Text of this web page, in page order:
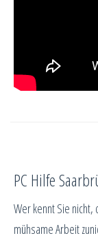
PC Hilfe
Wer kennt Sie
mühsame Arbeit